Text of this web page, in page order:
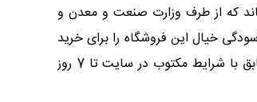
که از طرف وزارت صنعت و معدن و
خیال این فروشگاه را برای خرید
لوازم دیجیتال و تلفن همراه انتخاب کنید. همچنین موبایل 140 این امکان را به مشتریان خود میدهد که کالای خریداری شده را قبل از استفاده و مطابق با شرایط مکتوب در سایت تا 7 روز